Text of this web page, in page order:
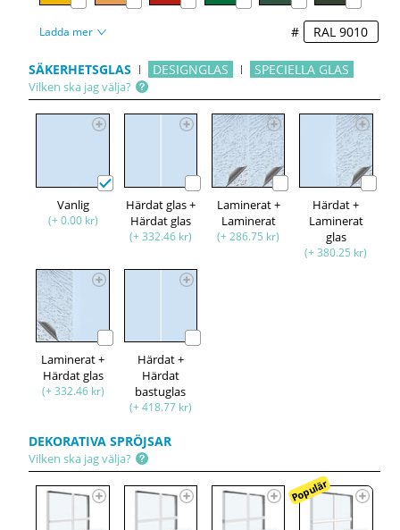
Ladda mer #
SÄKERHETSGLAS DESIGNGLAS SPECIELLA GLAS
Vilken ska jag välja?
Vanlig
(+ 0.00 kr)
Härdat glas +
Härdat glas
(+ 332.46 kr)
Laminerat +
Laminerat
(+ 286.75 kr)
Härdat +
Laminerat
glas
(+ 380.25 kr)
Laminerat +
Härdat glas
(+ 332.46 kr)
Härdat +
Härdat
bastuglas
(+ 418.77 kr)
DEKORATIVA SPRÖJSAR
Vilken ska jag välja?
Populär